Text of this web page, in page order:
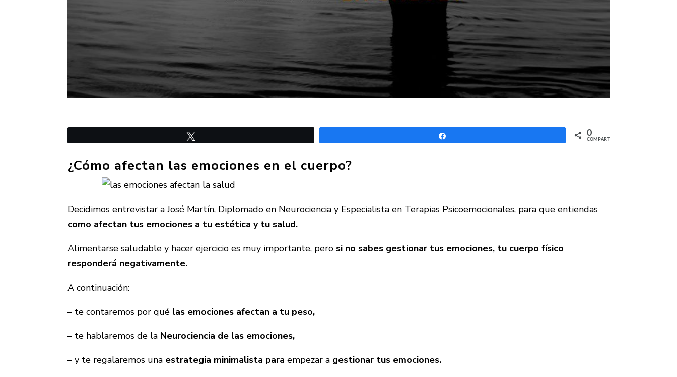
0
COMPARTIR
¿Cómo afectan las emociones en el cuerpo?
Decidimos entrevistar a José Martín, Diplomado en Neurociencia y Especialista en Terapias Psicoemocionales, para que entiendas
como afectan tus emociones a tu estética y tu salud.
Alimentarse saludable y hacer ejercicio es muy importante, pero si no sabes gestionar tus emociones, tu cuerpo físico
responderá negativamente.
A continuación:
– te contaremos por qué las emociones afectan a tu peso,
– te hablaremos de la Neurociencia de las emociones,
– y te regalaremos una estrategia minimalista para empezar a gestionar tus emociones.